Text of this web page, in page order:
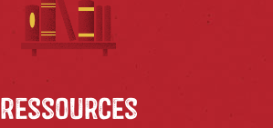
Ressources